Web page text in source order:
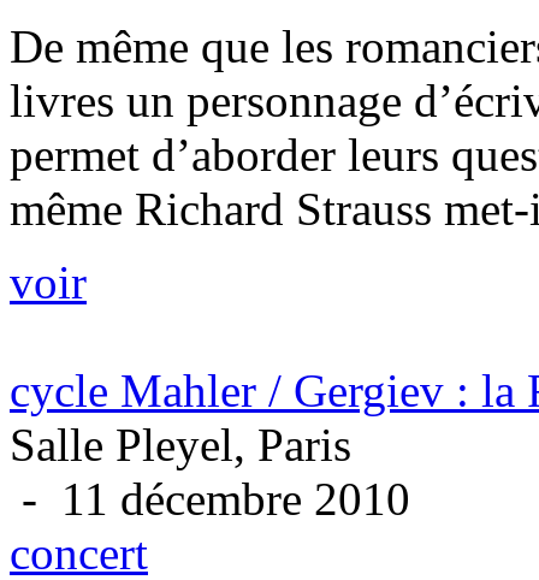
De même que les
livres un personnage
permet d’aborder leurs
même Richard Strauss
voir
cycle Mahler / Gergiev : la
Salle Pleyel, Paris
- 11 décembre 2010
concert